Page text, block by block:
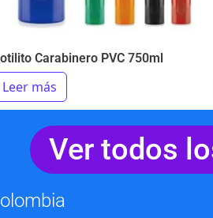
Carabinero PVC 750ml
Leer más
Ver todos